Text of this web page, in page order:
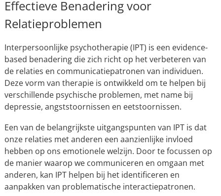
Effectieve Benadering voor
Relatieproblemen
Interpersoonlijke psychotherapie (IPT) is een evidence-
based benadering die zich richt op het verbeteren van
de relaties en communicatiepatronen van individuen.
Deze vorm van therapie is ontwikkeld om te helpen bij
verschillende psychische problemen, met name bij
depressie, angststoornissen en eetstoornissen.
Een van de belangrijkste uitgangspunten van IPT is dat
onze relaties met anderen een aanzienlijke invloed
hebben op ons emotionele welzijn. Door te focussen op
de manier waarop we communiceren en omgaan met
anderen, kan IPT helpen bij het identificeren en
aanpakken van problematische interactiepatronen.